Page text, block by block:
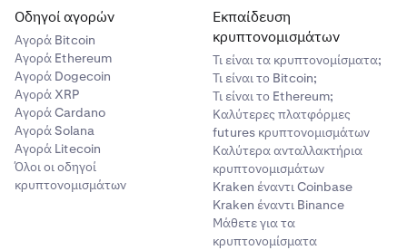
Οδηγοί αγορών
Αγορά Bitcoin
Αγορά Ethereum
Αγορά Dogecoin
Αγορά XRP
Αγορά Cardano
Αγορά Solana
Αγορά Litecoin
Όλοι οι οδηγοί
κρυπτονομισμάτων
Εκπαίδευση
κρυπτονομισμάτων
Τι είναι τα κρυπτονομίσματα;
Τι είναι το Bitcoin;
Τι είναι το Ethereum;
Καλύτερες πλατφόρμες
futures κρυπτονομισμάτων
Καλύτερα ανταλλακτήρια
κρυπτονομισμάτων
Kraken έναντι Coinbase
Kraken έναντι Binance
Μάθετε για τα
κρυπτονομίσματα